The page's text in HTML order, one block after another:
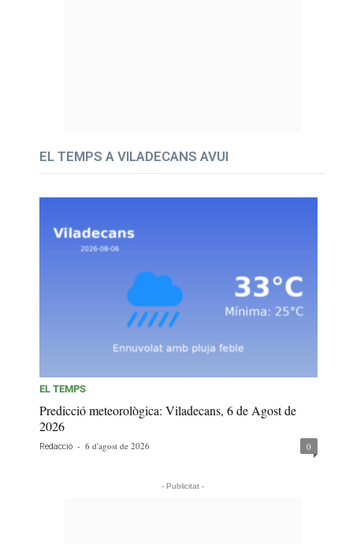
EL TEMPS A VILADECANS AVUI
EL TEMPS
Predicció meteorològica: Viladecans, 6 de Agost de
2026
Redacció - 6 d'agost de 2026 0
- Publicitat -